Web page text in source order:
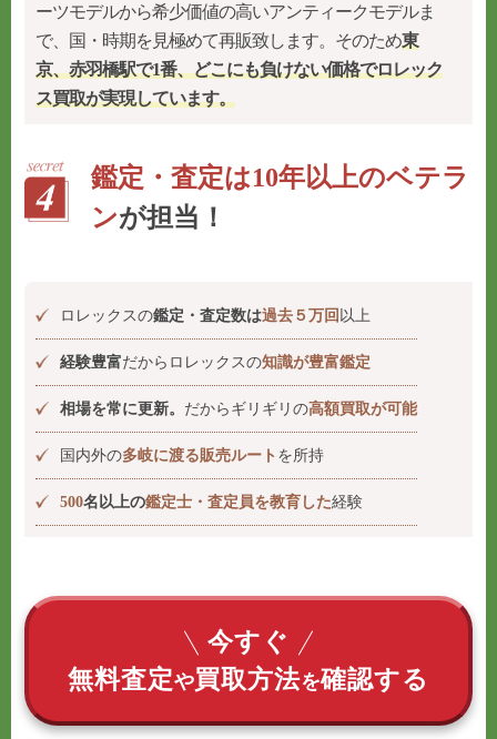
ーツモデルから希少価値の高いアンティークモデルま
で、国・時期を見極めて再販致します。そのため東
京、赤羽橋駅で1番、どこにも負けない価格でロレック
ス買取が実現しています。
鑑定・査定は10年以上のベテラ
ンが担当！
ロレックスの鑑定・査定数は過去５万回 以上
経験豊富だからロレックスの知識が豊富鑑定
相場を常に更新。 だからギリギリの高額買取が可能
国内外の多岐に渡る販売ルート を所持
500名以上の鑑定士・査定員を教育した経験
今すぐ
無料査定や買取方法を確認する